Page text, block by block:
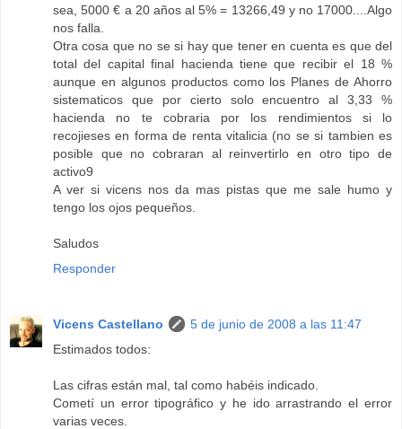
sea, 5000 € a 20 años al 5% = 13266,49 y no 17000....Algo
nos falla.
Otra cosa que no se si hay que tener en cuenta es que del
total del capital final hacienda tiene que recibir el 18 %
aunque en algunos productos como los Planes de Ahorro
sistematicos que por cierto solo encuentro al 3,33 %
hacienda no te cobraria por los rendimientos si lo
recojieses en forma de renta vitalicia (no se si tambien es
posible que no cobraran al reinvertirlo en otro tipo de
activo9
A ver si vicens nos da mas pistas que me sale humo y
tengo los ojos pequeños.
Saludos
Responder
Vicens Castellano
5 de junio de 2008 a las 11:47
Estimados todos:
Las cifras están mal, tal como habéis indicado.
Cometí un error tipográfico y he ido arrastrando el error
varias veces.